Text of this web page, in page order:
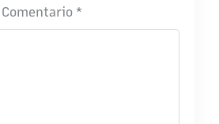
Comentario *